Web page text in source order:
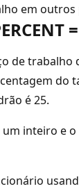
em outros
=
de trabalho
do
é 25.
inteiro e o